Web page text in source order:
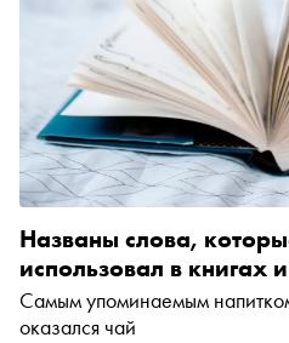
Названы слова,
использовал в книгах
Самым упоминаемым
оказался чай